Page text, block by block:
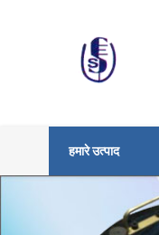
हमारे उत्पाद